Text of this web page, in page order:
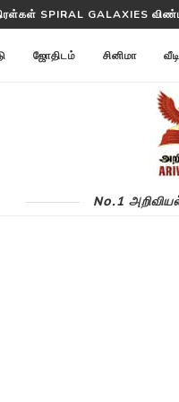
SPIRAL GALAXIES விண்மீன்
ஜோதிடம் சினிமா
No.1